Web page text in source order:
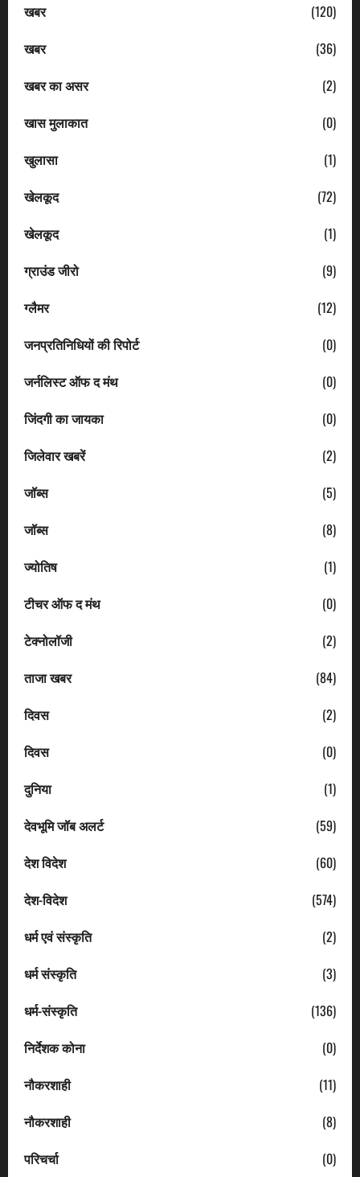
खबर
(120)
खबर
(36)
खबर का असर
(2)
खास मुलाकात
(0)
खुलासा
(1)
खेलकूद
(72)
खेलकूद
(1)
ग्राउंड जीरो
(9)
ग्लैमर
(12)
जनप्रतिनिधियों की रिपोर्ट
(0)
जर्नलिस्ट ऑफ द मंथ
(0)
जिंदगी का जायका
(0)
जिलेवार खबरें
(2)
जॉब्स
(5)
जॉब्स
(8)
ज्योतिष
(1)
टीचर ऑफ द मंथ
(0)
टेक्नोलॉजी
(2)
ताजा खबर
(84)
दिवस
(2)
दिवस
(0)
दुनिया
(1)
देवभूमि जॉब अलर्ट
(59)
देश विदेश
(60)
देश-विदेश
(574)
धर्म एवं संस्कृति
(2)
धर्म संस्कृति
(3)
धर्म-संस्कृति
(136)
निर्देशक कोना
(0)
नौकरशाही
(11)
नौकरशाही
(8)
परिचर्चा
(0)